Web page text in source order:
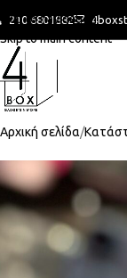
Skip to navigation
Skip to main content
210 6801882
Αρχική σελίδα